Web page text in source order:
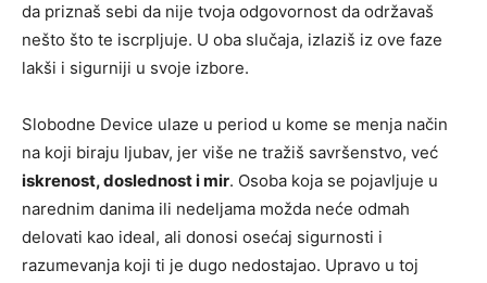
da priznaš sebi da nije tvoja odgovornost da održavaš
nešto što te iscrpljuje. U oba slučaja, izlaziš iz ove faze
lakši i sigurniji u svoje izbore.
Slobodne Device ulaze u period u kome se menja način
na koji biraju ljubav, jer više ne tražiš savršenstvo, već
iskrenost, doslednost i mir. Osoba koja se pojavljuje u
narednim danima ili nedeljama možda neće odmah
delovati kao ideal, ali donosi osećaj sigurnosti i
razumevanja koji ti je dugo nedostajao. Upravo u toj